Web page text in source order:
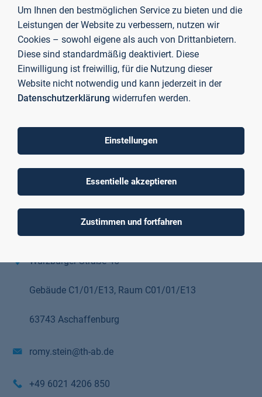
Kontakt
Mitarbeiterin International Office und Career Service
Würzburger Straße 45
Gebäude C1/01/E13, Raum C01/01/E13
63743 Aschaffenburg
romy.stein@th-ab.de
+49 6021 4206 850
Um Ihnen den bestmöglichen Service zu bieten und die
Leistungen der Website zu verbessern, nutzen wir
Cookies – sowohl eigene als auch von Drittanbietern.
Diese sind standardmäßig deaktiviert. Diese
Einwilligung ist freiwillig, für die Nutzung dieser
Website nicht notwendig und kann jederzeit in der
Datenschutzerklärung widerrufen werden.
Einstellungen
Essentielle akzeptieren
Zustimmen und fortfahren